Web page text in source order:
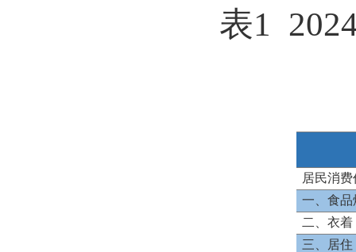
表1
居民消
一、食品
二、衣着
三、居住